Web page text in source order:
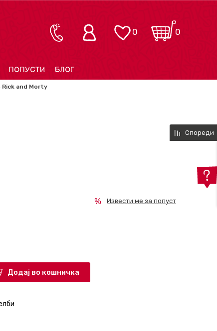
0
0
ПОПУСТИ БЛОГ
Rick and Morty
Извести ме за попуст
Додај во кошничка
Спореди